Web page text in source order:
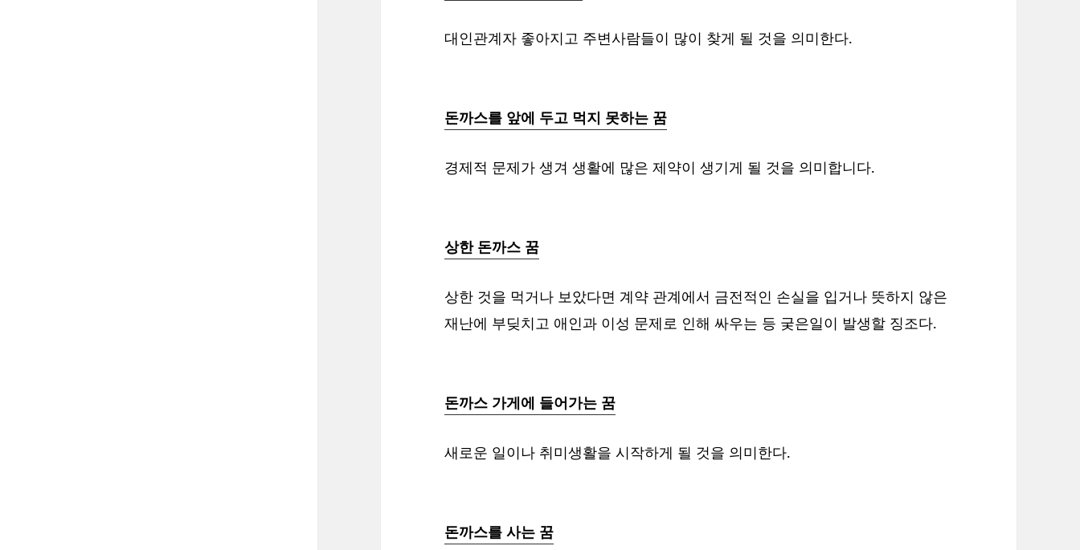
대인관계자 좋아지고 주변사람들이 많이 찾게 될 것을 의미한다.
돈까스를 앞에 두고 먹지 못하는 꿈
경제적 문제가 생겨 생활에 많은 제약이 생기게 될 것을 의미합니다.
상한 돈까스 꿈
상한 것을 먹거나 보았다면 계약 관계에서 금전적인 손실을 입거나 뜻하지 않은
재난에 부딪치고 애인과 이성 문제로 인해 싸우는 등 궂은일이 발생할 징조다.
돈까스 가게에 들어가는 꿈
새로운 일이나 취미생활을 시작하게 될 것을 의미한다.
돈까스를 사는 꿈